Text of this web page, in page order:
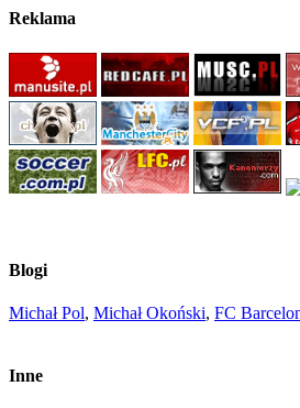
Reklama
Blogi
Michał Pol, Michał Okoński, FC
Inne